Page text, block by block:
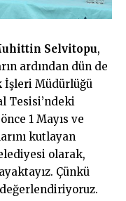
Selvitopu,
ardından dün de
İşleri Müdürlüğü
Tesisi’ndeki
1 Mayıs ve
kutlayan
olarak,
Çünkü